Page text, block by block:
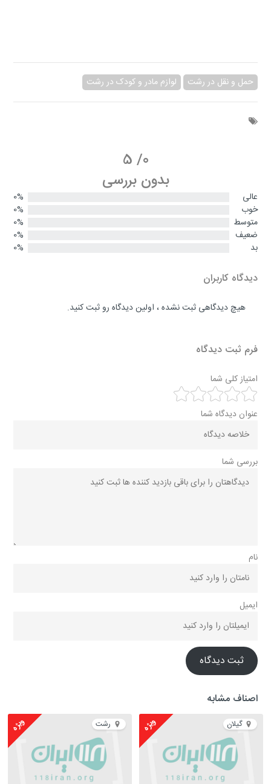
حمل و نقل در رشت لوازم مادر و کودک در رشت
0
/
5
بدون بررسی
عالی
0%
خوب
0%
متوسط
0%
ضعیف
0%
بد
0%
دیدگاه کاربران
هیچ دیدگاهی ثبت نشده ، اولین دیدگاه رو ثبت کنید.
فرم ثبت دیدگاه
امتیاز کلی شما
عنوان دیدگاه شما
بررسی شما
نام
ایمیل
ثبت دیدگاه
اصناف مشابه
گیلان ویژه رشت ویژه